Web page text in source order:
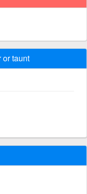
or taunt